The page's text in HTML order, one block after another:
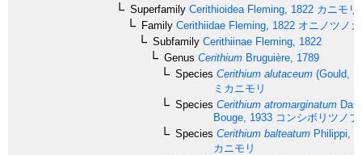
Superfamily Cerithioidea Fleming, 1822 カニモリ
Family Cerithiidae Fleming, 1822 オニノツノ
Subfamily Cerithiinae Fleming, 1822
Genus Cerithium Bruguière, 1789
Species Cerithium alutaceum (Gould,
ミカニモリ
Species Cerithium atromarginatum
Bouge, 1933 コンシボリツノブ
Species Cerithium balteatum Philippi,
カニモリ